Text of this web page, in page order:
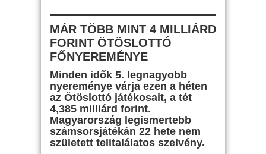
MÁR TÖBB MINT 4 MILLIÁRD
FORINT ÖTÖSLOTTÓ
FŐNYEREMÉNYE
Minden idők 5. legnagyobb
nyereménye várja ezen a héten
az Ötöslottó játékosait, a tét
4,385 milliárd forint.
Magyarország legismertebb
számsorsjátékán 22 hete nem
született telitalálatos szelvény.